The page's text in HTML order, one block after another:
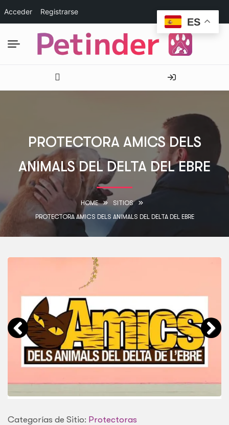
Acceder Registrarse
PROTECTORA AMICS DELS
ANIMALS DEL DELTA DEL EBRE
HOME
SITIOS
PROTECTORA AMICS DELS ANIMALS DEL DELTA DEL EBRE
Categorías de Sitio: Protectoras
ES